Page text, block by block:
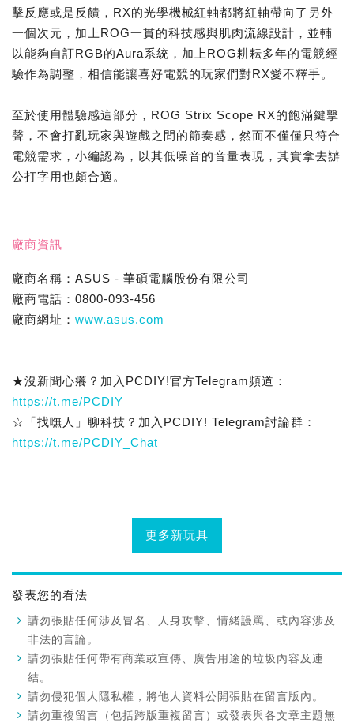
擊反應或是反饋，RX的光學機械紅軸都將紅軸帶向了另外
一個次元，加上ROG一貫的科技感與肌肉流線設計，並輔
以能夠自訂RGB的Aura系統，加上ROG耕耘多年的電競經
驗作為調整，相信能讓喜好電競的玩家們對RX愛不釋手。
至於使用體驗感這部分，ROG Strix Scope RX的飽滿鍵擊
聲，不會打亂玩家與遊戲之間的節奏感，然而不僅僅只符合
電競需求，小編認為，以其低噪音的音量表現，其實拿去辦
公打字用也頗合適。
廠商資訊
廠商名稱：ASUS - 華碩電腦股份有限公司
廠商電話：0800-093-456
廠商網址： www.asus.com
★沒新聞心癢？加入PCDIY!官方Telegram頻道：
https://t.me/PCDIY
☆「找嘸人」聊科技？加入PCDIY! Telegram討論群：
https://t.me/PCDIY_Chat
更多新玩具
發表您的看法
請勿張貼任何涉及冒名、人身攻擊、情緒謾罵、或內容涉及
非法的言論。
請勿張貼任何帶有商業或宣傳、廣告用途的垃圾內容及連
結。
請勿侵犯個人隱私權，將他人資料公開張貼在留言版內。
請勿重複留言（包括跨版重複留言）或發表與各文章主題無